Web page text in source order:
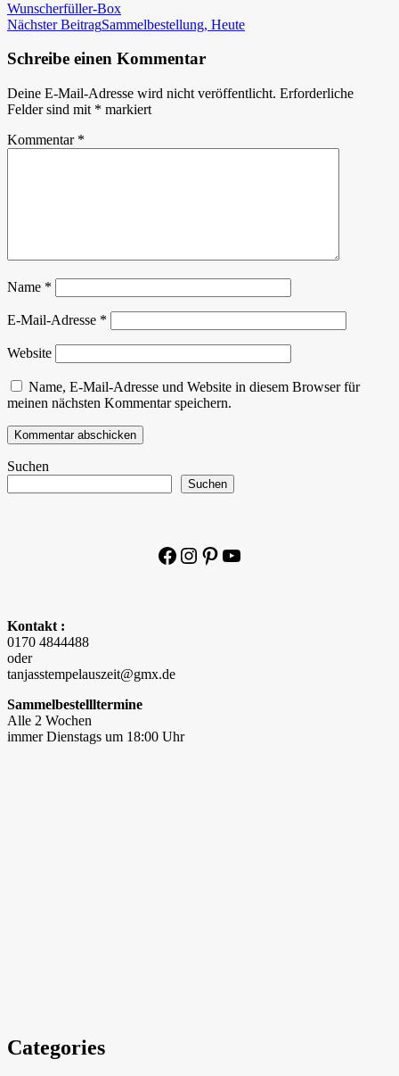
Wunscherfüller-Box
Nächster BeitragSammelbestellung, Heute
Schreibe einen Kommentar
Deine E-Mail-Adresse wird nicht veröffentlicht. Erforderliche
Felder sind mit * markiert
Kommentar *
Name *
E-Mail-Adresse *
Website
Name, E-Mail-Adresse und Website in diesem Browser für
meinen nächsten Kommentar speichern.
Suchen
Suchen
Facebook
Instagram
Pinterest
YouTube
Kontakt :
0170 4844488
oder
tanjasstempelauszeit@gmx.de
Sammelbestellltermine
Alle 2 Wochen
immer Dienstags um 18:00 Uhr
Categories